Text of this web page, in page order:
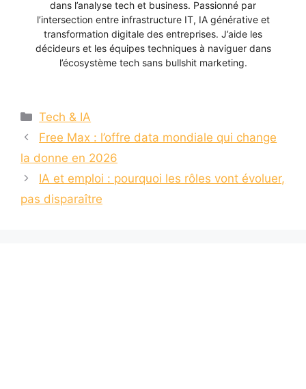
dans l’analyse tech et business. Passionné par
l’intersection entre infrastructure IT, IA générative et
transformation digitale des entreprises. J’aide les
décideurs et les équipes techniques à naviguer dans
l’écosystème tech sans bullshit marketing.
Catégories
Tech & IA
Free Max : l’offre data mondiale qui change
la donne en 2026
IA et emploi : pourquoi les rôles vont évoluer,
pas disparaître